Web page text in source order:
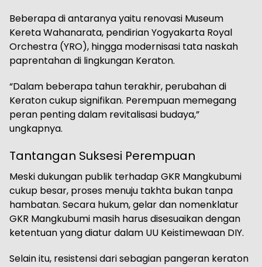
Beberapa di antaranya yaitu renovasi Museum
Kereta Wahanarata, pendirian Yogyakarta Royal
Orchestra (YRO), hingga modernisasi tata naskah
paprentahan di lingkungan Keraton.
“Dalam beberapa tahun terakhir, perubahan di
Keraton cukup signifikan. Perempuan memegang
peran penting dalam revitalisasi budaya,”
ungkapnya.
Tantangan Suksesi Perempuan
Meski dukungan publik terhadap GKR Mangkubumi
cukup besar, proses menuju takhta bukan tanpa
hambatan. Secara hukum, gelar dan nomenklatur
GKR Mangkubumi masih harus disesuaikan dengan
ketentuan yang diatur dalam UU Keistimewaan DIY.
Selain itu, resistensi dari sebagian pangeran keraton